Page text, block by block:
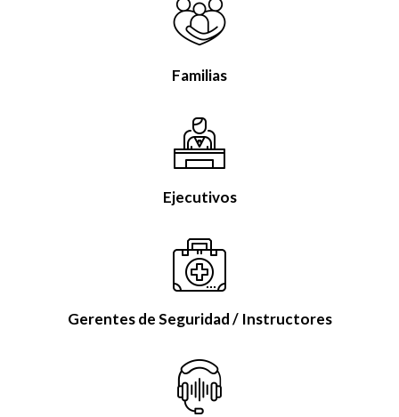
Familias
Ejecutivos
Gerentes de Seguridad / Instructores